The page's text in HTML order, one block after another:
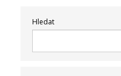
Hledat